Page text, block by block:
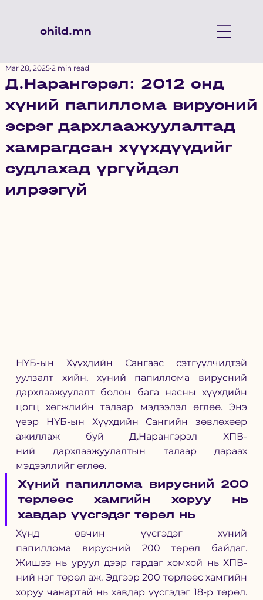
child.mn
Д.Нарангэрэл: 2012 онд
хүний папиллома вирусний
эсрэг дархлаажуулалтад
хамрагдсан хүүхдүүдийг
судлахад үргүйдэл
илрээгүй
Mar 28, 2025 2 min read
НҮБ-ын Хүүхдийн Сангаас сэтгүүлчидтэй
уулзалт хийн, хүний папиллома вирусний
дархлаажуулалт болон бага насны хүүхдийн
цогц хөгжлийн талаар мэдээлэл өглөө. Энэ
үеэр НҮБ-ын Хүүхдийн Сангийн зөвлөхөөр
ажиллаж буй Д.Нарангэрэл ХПВ-
ний дархлаажуулалтын талаар дараах
мэдээллийг өглөө.
Хүний папиллома вирусний 200
төрлөөс хамгийн хоруу нь
хавдар үүсгэдэг төрөл нь
Хүнд өвчин үүсгэдэг хүний
папиллома вирусний 200 төрөл байдаг.
Жишээ нь уруул дээр гардаг хомхой нь ХПВ-
ний нэг төрөл аж. Эдгээр 200 төрлөөс хамгийн
хоруу чанартай нь хавдар үүсгэдэг 18-р төрөл.